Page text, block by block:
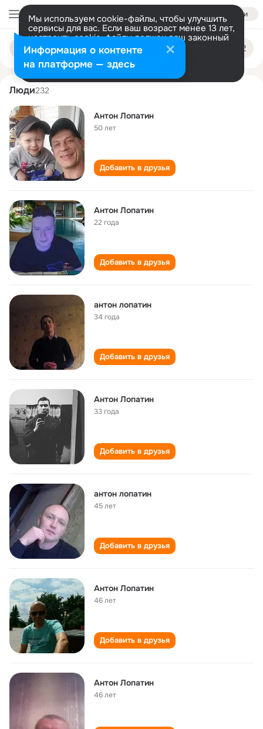
Войти
Мы используем cookie-файлы, чтобы улучшить
сервисы для вас. Если ваш возраст менее 13 лет,
настроить cookie-файлы должен ваш законный
представитель. Больше информации
Разрешить все Настроить
Поиск
людям
anton lopatin
Люди232
Антон Лопатин
50 лет
Добавить в друзья
Антон Лопатин
22 года
Добавить в друзья
антон лопатин
34 года
Добавить в друзья
Антон Лопатин
33 года
Добавить в друзья
антон лопатин
45 лет
Добавить в друзья
Антон Лопатин
46 лет
Добавить в друзья
Антон Лопатин
46 лет
Информация о контенте
на платформе — здесь